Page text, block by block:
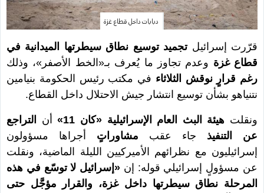
دبابات داخل قطاع غزة
قرّرت إسرائيلتجميد توسيع نطاق سيطرتها الميدانية في
قطاع غزة وعدم تجاوز ما يُعرف بـ«الخط الأصفر»، وذلك
رغم قرارٍ نوقش الثلاثاء في مكتب رئيس الحكومة بنيامين
نتنياهو بشأن توسيع انتشار جيش الاحتلال داخل القطاع.
ونقلت هيئة البث العام الإسرائيلية «كان 11» أن
التراجع
عن التنفيذ جاء عقب مشاوراتٍ أجراها مسؤولون
إسرائيليون مع نظرائهم الأميركيين الليلة الماضية، ونقلت
عن مسؤولٍ إسرائيلي قوله: إن «إسرائيل لا توسّع في هذه
المرحلة نطاق سيطرتها داخل غزة، والقرار مؤجَّل حتى